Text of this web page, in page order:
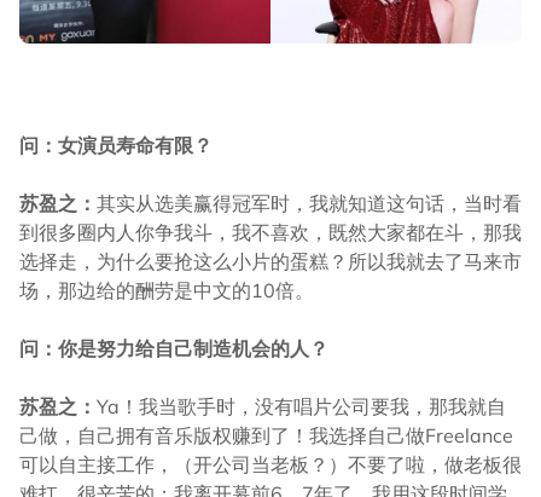
问：女演员寿命有限？
苏盈之： 其实从选美赢得冠军时，我就知道这句话，当时看
到很多圈内人你争我斗，我不喜欢，既然大家都在斗，那我
选择走，为什么要抢这么小片的蛋糕？所以我就去了马来市
场，那边给的酬劳是中文的10倍。
问：你是努力给自己制造机会的人？
苏盈之： Ya！我当歌手时，没有唱片公司要我，那我就自
己做，自己拥有音乐版权赚到了！我选择自己做Freelance
可以自主接工作，（开公司当老板？）不要了啦，做老板很